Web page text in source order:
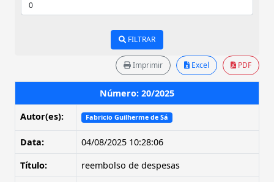
FILTRAR
Imprimir Excel PDF
Número: 20/2025
Autor(es):
Fabricio Guilherme de Sá
Data:
04/08/2025 10:28:06
Título:
reembolso de despesas